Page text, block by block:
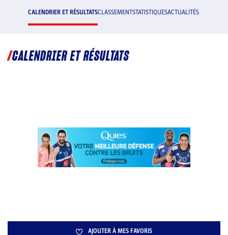
CALENDRIER ET RÉSULTATSCLASSEMENTSTATISTIQUESACTUALITÉS
CALENDRIER ET RÉSULTATS
AJOUTER À MES FAVORIS